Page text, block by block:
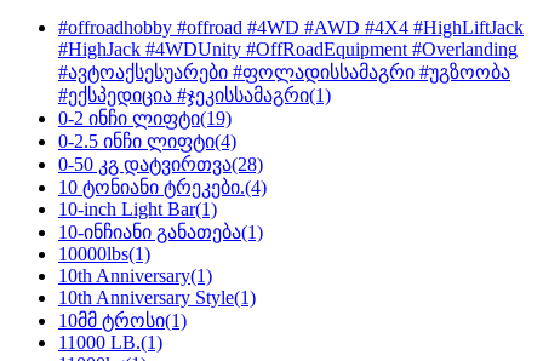
#offroadhobby #offroad #4WD #AWD #4X4 #HighLiftJack
#HighJack #4WDUnity #OffRoadEquipment #Overlanding
#ავტოაქსესუარები #ფოლადისსამაგრი #უგზოობა
#ექსპედიცია #ჯეკისსამაგრი(1)
0-2 ინჩი ლიფტი(19)
0-2.5 ინჩი ლიფტი(4)
0-50 კგ დატვირთვა(28)
10 ტონიანი ტრეკები.(4)
10-inch Light Bar(1)
10-ინჩიანი განათება(1)
10000lbs(1)
10th Anniversary(1)
10th Anniversary Style(1)
10მმ ტროსი(1)
11000 LB.(1)